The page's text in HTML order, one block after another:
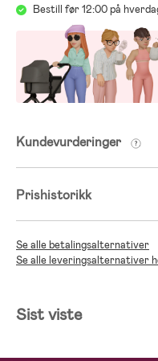
Bestill før 12:00 på
Kundevurderinger
Prishistorikk
Se alle betalingsalternativer
Se alle leveringsalternativer
Sist viste